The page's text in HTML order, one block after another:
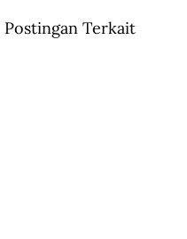
Postingan Terkait